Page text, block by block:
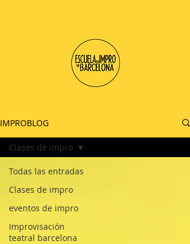
IMPROBLOG
Todas las entradas
Clases de impro
eventos de impro
Improvisación
teatral barcelona
Clases de impro